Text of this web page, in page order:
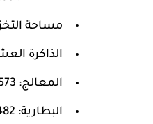
مساحة التخزين: 8
الذاكرة العشوائية:
المعالج: Snapdragon 573
البطارية: 482 ملى امبير .